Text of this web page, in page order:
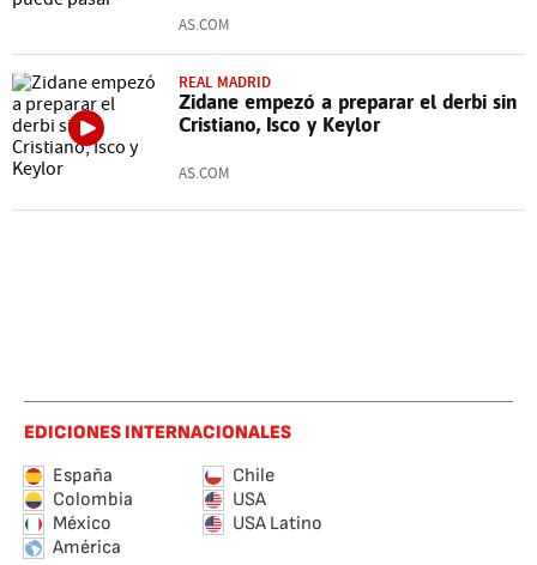
AS.COM
REAL MADRID
Zidane empezó a preparar el derbi sin
Cristiano, Isco y Keylor
AS.COM
EDICIONES INTERNACIONALES
España
Chile
Colombia
USA
México
USA Latino
América